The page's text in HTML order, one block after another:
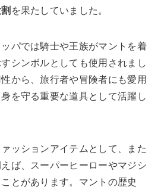
を果たしていました。
パでは騎士や王族がマントを着
シンボルとしても使用されまし
から、旅行者や冒険者にも愛用
を守る重要な道具として活躍し
ッションアイテムとして、また
ば、スーパーヒーローやマジシ
とがあります。マントの歴史